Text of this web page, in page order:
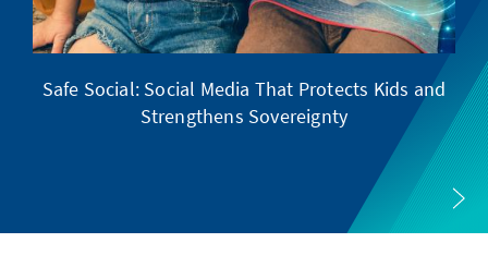
Safe Social: Social Media That Protects Kids and
Strengthens Sovereignty